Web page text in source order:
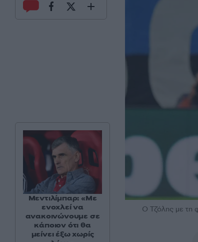
Ο Τζόλης με τη
Μεντιλίμπαρ: «Με
ενοχλεί να
ανακοινώνουμε σε
κάποιον ότι θα
μείνει έξω χωρίς